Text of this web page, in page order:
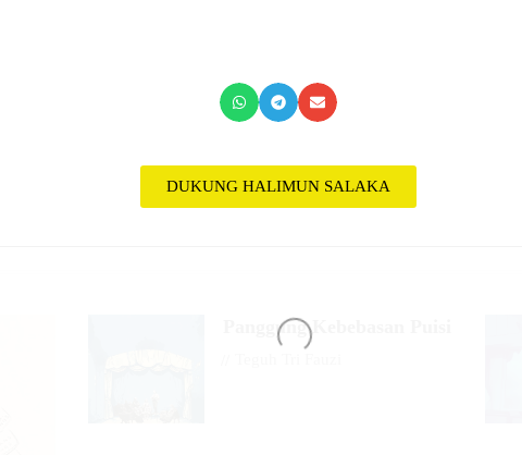
DUKUNG HALIMUN SALAKA
Panggung Kebebasan Puisi